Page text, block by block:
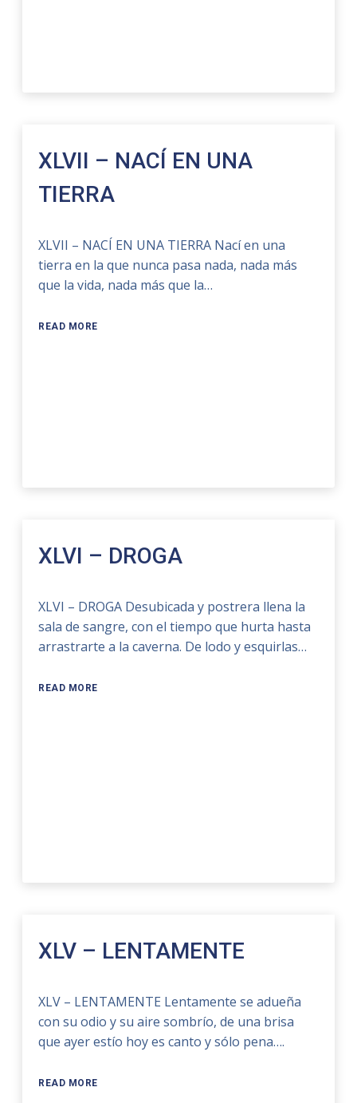
XLVII – NACÍ EN UNA
TIERRA
XLVII – NACÍ EN UNA TIERRA Nací en una
tierra en la que nunca pasa nada, nada más
que la vida, nada más que la…
READ MORE
XLVI – DROGA
XLVI – DROGA Desubicada y postrera llena la
sala de sangre, con el tiempo que hurta hasta
arrastrarte a la caverna. De lodo y esquirlas…
READ MORE
XLV – LENTAMENTE
XLV – LENTAMENTE Lentamente se adueña
con su odio y su aire sombrío, de una brisa
que ayer estío hoy es canto y sólo pena….
READ MORE